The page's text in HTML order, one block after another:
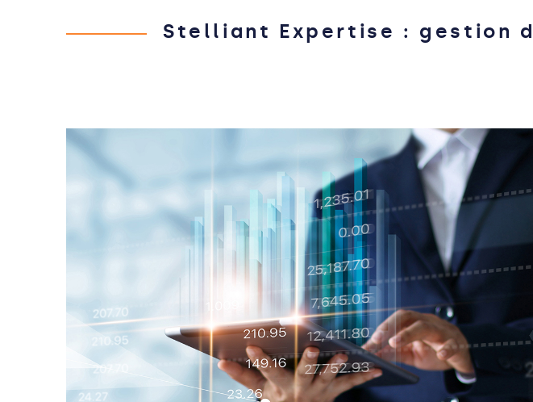
Stelliant Expertise : gestion